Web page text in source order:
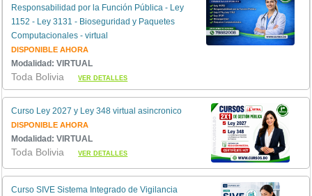
Responsabilidad por la Función Pública - Ley
1152 - Ley 3131 - Bioseguridad y Paquetes
Computacionales - virtual
DISPONIBLE AHORA
Modalidad: VIRTUAL
Toda BoliviaVER DETALLES
Curso Ley 2027 y Ley 348 virtual asincronico
DISPONIBLE AHORA
Modalidad: VIRTUAL
Toda BoliviaVER DETALLES
Curso SIVE Sistema Integrado de Vigilancia